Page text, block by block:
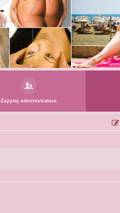
Zapytaj administratora